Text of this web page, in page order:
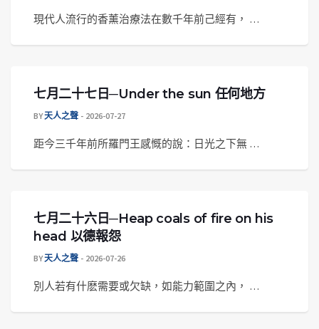
現代人流行的香薰治療法在數千年前己經有， …
七月二十七日─Under the sun 任何地方
BY天人之聲 2026-07-27
距今三千年前所羅門王感慨的說：日光之下無 …
七月二十六日─Heap coals of fire on his
head 以德報怨
BY天人之聲 2026-07-26
別人若有什麽需要或欠缺，如能力範圍之內， …